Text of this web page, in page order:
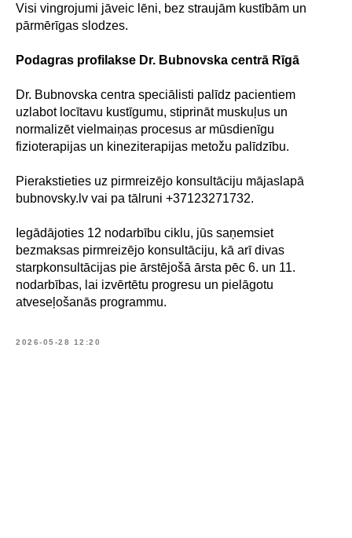
Visi vingrojumi jāveic lēni, bez straujām kustībām un
pārmērīgas slodzes.
Podagras profilakse Dr. Bubnovska centrā Rīgā
Dr. Bubnovska centra speciālisti palīdz pacientiem
uzlabot locītavu kustīgumu, stiprināt muskuļus un
normalizēt vielmaiņas procesus ar mūsdienīgu
fizioterapijas un kineziterapijas metožu palīdzību.
Pierakstieties uz pirmreizējo konsultāciju mājaslapā
bubnovsky.lv vai pa tālruni +37123271732.
Iegādājoties 12 nodarbību ciklu, jūs saņemsiet
bezmaksas pirmreizējo konsultāciju, kā arī divas
starpkonsultācijas pie ārstējošā ārsta pēc 6. un 11.
nodarbības, lai izvērtētu progresu un pielāgotu
atveseļošanās programmu.
2026-05-28 12:20